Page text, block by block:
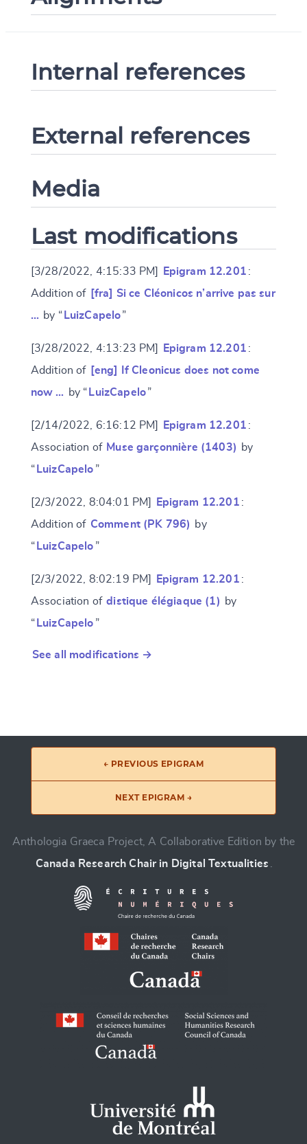
Internal references
External references
Media
Last modifications
[3/28/2022, 4:15:33 PM] Epigram 12.201 :
Addition of [fra] Si ce Cléonicos n’arrive pas sur
… by “ LuizCapelo”
[3/28/2022, 4:13:23 PM] Epigram 12.201 :
Addition of [eng] If Cleonicus does not come
now …
by “ LuizCapelo”
[2/14/2022, 6:16:12 PM] Epigram 12.201 :
Association of Muse garçonnière (1403)
by
“ LuizCapelo ”
[2/3/2022, 8:04:01 PM] Epigram 12.201 :
Addition of Comment (PK 796)
by
“ LuizCapelo ”
[2/3/2022, 8:02:19 PM] Epigram 12.201 :
Association of distique élégiaque (1)
by
“ LuizCapelo ”
See all modifications →
← PREVIOUS EPIGRAM
NEXT EPIGRAM →
Anthologia Graeca Project, A Collaborative Edition by the
Canada Research Chair in Digital Textualities